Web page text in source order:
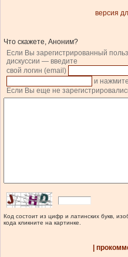
версия
Что скажете, Аноним?
Если Вы зарегистрированный
дискуссии — введите
свой логин (email)
и нажмите
Если Вы еще не
Код состоит из цифр и латинских букв,
кода кликните на картинке.
|